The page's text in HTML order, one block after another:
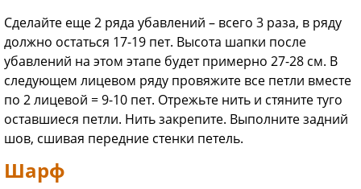
Сделайте еще 2 ряда убавлений – всего 3 раза, в ряду
должно остаться 17-19 пет. Высота шапки после
убавлений на этом этапе будет примерно 27-28 см. В
следующем лицевом ряду провяжите все петли вместе
по 2 лицевой = 9-10 пет. Отрежьте нить и стяните туго
оставшиеся петли. Нить закрепите. Выполните задний
шов, сшивая передние стенки петель.
Шарф